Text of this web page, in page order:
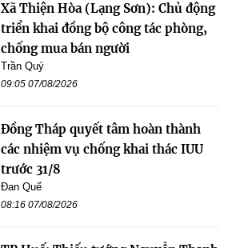
Xã Thiện Hòa (Lạng Sơn): Chủ động
triển khai đồng bộ công tác phòng,
chống mua bán người
Trần Quý
09:05 07/08/2026
Đồng Tháp quyết tâm hoàn thành
các nhiệm vụ chống khai thác IUU
trước 31/8
Đan Quế
08:16 07/08/2026